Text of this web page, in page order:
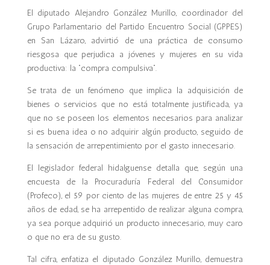
El diputado Alejandro González Murillo, coordinador del
Grupo Parlamentario del Partido Encuentro Social (GPPES)
en San Lázaro, advirtió de una práctica de consumo
riesgosa que perjudica a jóvenes y mujeres en su vida
productiva: la “compra compulsiva”.
Se trata de un fenómeno que implica la adquisición de
bienes o servicios que no está totalmente justificada, ya
que no se poseen los elementos necesarios para analizar
si es buena idea o no adquirir algún producto, seguido de
la sensación de arrepentimiento por el gasto innecesario.
El legislador federal hidalguense detalla que, según una
encuesta de la Procuraduría Federal del Consumidor
(Profeco), el 59 por ciento de las mujeres de entre 25 y 45
años de edad, se ha arrepentido de realizar alguna compra,
ya sea porque adquirió un producto innecesario, muy caro
o que no era de su gusto.
Tal cifra, enfatiza el diputado González Murillo, demuestra